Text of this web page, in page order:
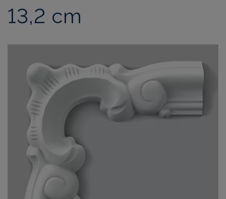
13,2 cm